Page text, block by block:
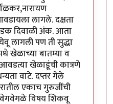
लागले. दक्षता
दिवाळी अंक. आता
लागली पण ती सुद्धा
खेळाच्या बातम्या व
खेळाडूंची कात्रणे
वाटे. दप्तर गेले
एकाच गुरुजींची
वेगवेगळे विषय शिकवू